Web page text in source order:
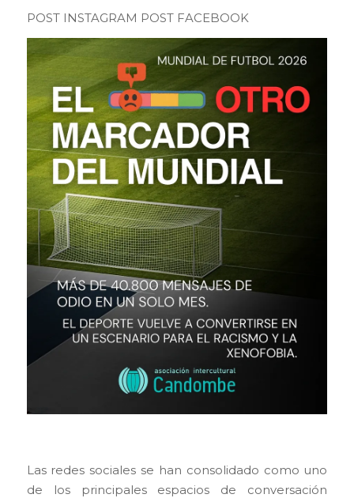
POST INSTAGRAM POST FACEBOOK
Las redes sociales se han consolidado como uno
de los principales espacios de conversación